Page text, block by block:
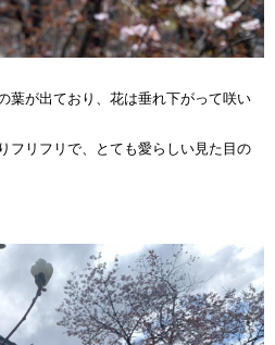
葉が出ており、花は垂れ下がって咲い
フリフリで、とても愛らしい見た目の